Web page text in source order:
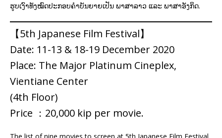
ຮູບເງົາທັງໝົດປະກອບຄຳບັນຍາຍເປັນ ພາສາລາວ ແລະ ພາສາອັງກິດ.
【5th Japanese Film Festival】
Date: 11-13 & 18-19 December 2020
Place: The Major Platinum Cineplex,
Vientiane Center
(4th Floor)
Price ：20,000 kip per movie.